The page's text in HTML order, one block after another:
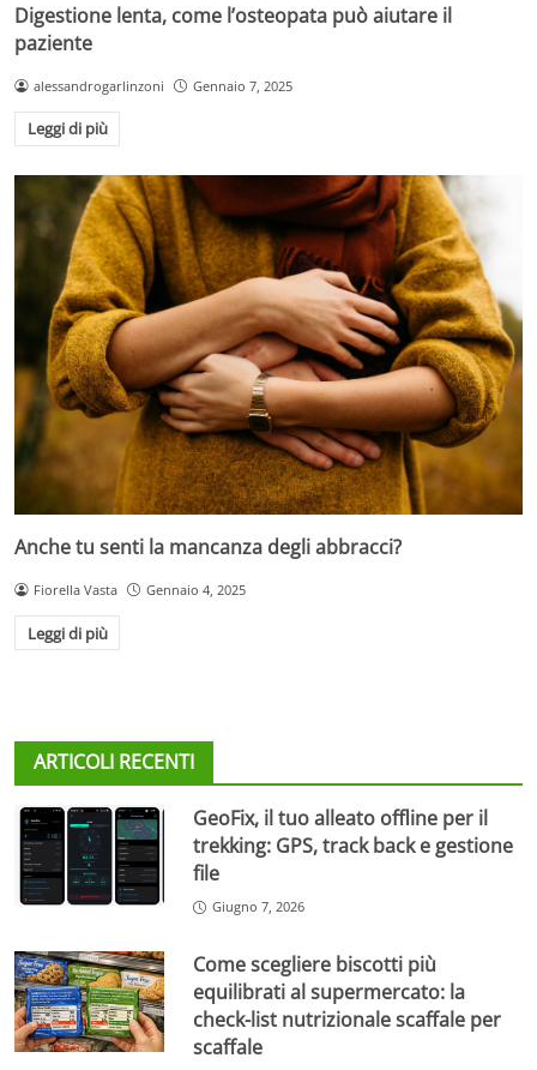
Digestione lenta, come l’osteopata può aiutare il
paziente
alessandrogarlinzoni Gennaio 7, 2025
Leggi di più
Anche tu senti la mancanza degli abbracci?
Fiorella Vasta Gennaio 4, 2025
Leggi di più
ARTICOLI RECENTI
GeoFix, il tuo alleato offline per il
trekking: GPS, track back e gestione
file
Giugno 7, 2026
Come scegliere biscotti più
equilibrati al supermercato: la
check-list nutrizionale scaffale per
scaffale